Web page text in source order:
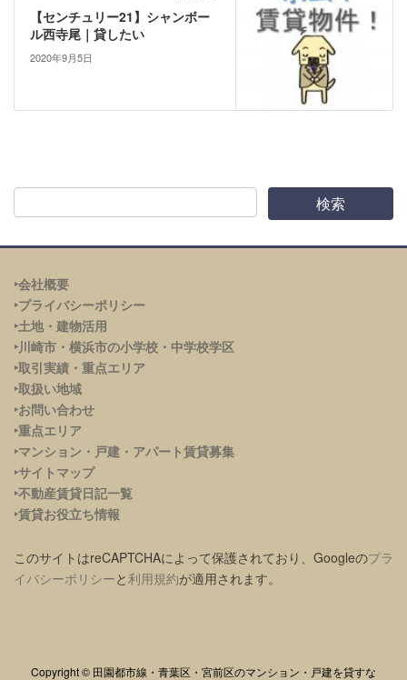
【センチュリー21】シャンボー
ル西寺尾｜貸したい
2020年9月5日
‣会社概要
‣プライバシーポリシー
‣土地・建物活用
‣川崎市・横浜市の小学校・中学校学区
‣取引実績・重点エリア
‣取扱い地域
‣お問い合わせ
‣重点エリア
‣マンション・戸建・アパート賃貸募集
‣サイトマップ
‣不動産賃貸日記一覧
‣賃貸お役立ち情報
このサイトはreCAPTCHAによって保護されており、Googleのプラ
イバシーポリシーと利用規約が適用されます。
Copyright © 田園都市線・青葉区・宮前区のマンション・戸建を貸すな